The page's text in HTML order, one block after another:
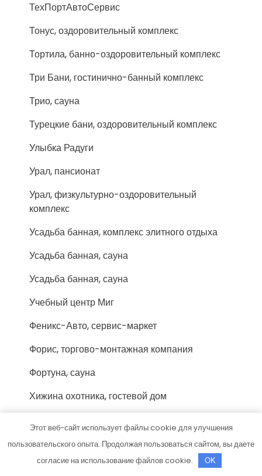
ТехПортАвтоСервис
Тонус, оздоровительный комплекс
Тортила, банно-оздоровительный комплекс
Три Бани, гостинично-банный комплекс
Трио, сауна
Турецкие бани, оздоровительный комплекс
Улыбка Радуги
Урал, пансионат
Урал, физкультурно-оздоровительный
комплекс
Усадьба банная, комплекс элитного отдыха
Усадьба банная, сауна
Усадьба банная, сауна
Учебный центр Миг
Феникс-Авто, сервис-маркет
Форис, торгово-монтажная компания
Фортуна, сауна
Хижина охотника, гостевой дом
Хоттабыч, сауна
Цезарь, сауна
Этот веб-сайт использует файлы cookie для улучшения
пользовательского опыта. Продолжая пользоваться сайтом, вы даете
согласие на использование файлов cookie.
OK